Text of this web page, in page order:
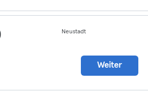
Neustadt
Weiter